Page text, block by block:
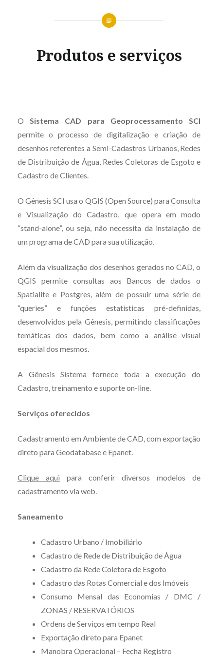
Produtos e serviços
OSistema CAD para Geoprocessamento SCI
permite o processo de digitalização e criação de
desenhos referentes a Semi-Cadastros Urbanos, Redes
de Distribuição de Água, Redes Coletoras de Esgoto e
Cadastro de Clientes.
O Gênesis SCI usa o QGIS (Open Source) para Consulta
e Visualização do Cadastro, que opera em modo
“stand-alone”, ou seja, não necessita da instalação de
um programa de CAD para sua utilização.
Além da visualização dos desenhos gerados no CAD, o
QGIS permite consultas aos Bancos de dados o
Spatialite e Postgres, além de possuir uma série de
“queries” e funções estatísticas pré-definidas,
desenvolvidos pela Gênesis, permitindo classificações
temáticas dos dados, bem como a análise visual
espacial dos mesmos.
A Gênesis Sistema fornece toda a execução do
Cadastro, treinamento e suporte on-line.
Serviços oferecidos
Cadastramento em Ambiente de CAD, com exportação
direto para Geodatabase e Epanet.
Clique aqui para conferir diversos modelos de
cadastramento via web.
Saneamento
Cadastro Urbano / Imobiliário
Cadastro de Rede de Distribuição de Água
Cadastro da Rede Coletora de Esgoto
Cadastro das Rotas Comercial e dos Imóveis
Consumo Mensal das Economias / DMC /
ZONAS / RESERVATÓRIOS
Ordens de Serviços em tempo Real
Exportação direto para Epanet
Manobra Operacional – Fecha Registro